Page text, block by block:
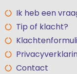
Ik heb een
Tip of klacht?
Contact